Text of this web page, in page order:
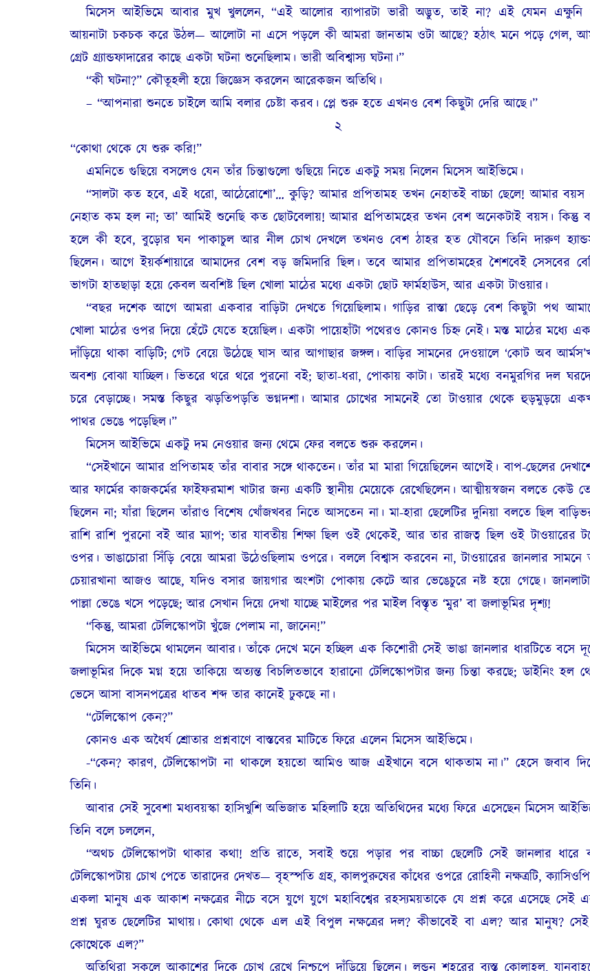
মিসেস আইভিমে আবার মুখ খুললেন, “এই আলোর ব্যাপারটা ভারী অদ্ভুত, তাই না? এই যেমন
আয়নাটা চকচক করে উঠল— আলোটা না এসে পড়লে কী আমরা জানতাম ওটা আছে? হঠাৎ মনে পড়ে গেল,
গ্রেট গ্র্যান্ডফাদারের কাছে একটা ঘটনা শুনেছিলাম। ভারী অবিশ্বাস্য ঘটনা।”
“কী ঘটনা?” কৌতূহলী হয়ে জিজ্ঞেস করলেন আরেকজন অতিথি।
– “আপনারা শুনতে চাইলে আমি বলার চেষ্টা করব। প্লে শুরু হতে এখনও বেশ কিছুটা দেরি আছে।”
২
“কোথা থেকে যে শুরু করি!”
এমনিতে গুছিয়ে বসলেও যেন তাঁর চিন্তাগুলো গুছিয়ে নিতে একটু সময় নিলেন মিসেস আইভিমে।
“সালটা কত হবে, এই ধরো, আঠেরোশো’… কুড়ি? আমার প্রপিতামহ তখন নেহাতই বাচ্চা ছেলে! আমার
নেহাত কম হল না; তা’ আমিই শুনেছি কত ছোটবেলায়! আমার প্র্রপিতামহের তখন বেশ অনেকটাই বয়স। কিন্তু
হলে কী হবে, বুড়োর ঘন পাকাচুল আর নীল চোখ দেখলে তখনও বেশ ঠাহর হত যৌবনে তিনি দারুণ
ছিলেন। আগে ইয়র্কশায়ারে আমাদের বেশ বড় জমিদারি ছিল। তবে আমার প্রপিতামহের শৈশবেই সেসবের
ভাগটা হাতছাড়া হয়ে কেবল অবশিষ্ট ছিল খোলা মাঠের মধ্যে একটা ছোট ফার্মহাউস, আর একটা টাওয়ার।
“বছর দশেক আগে আমরা একবার বাড়িটা দেখতে গিয়েছিলাম। গাড়ির রাস্তা ছেড়ে বেশ কিছুটা পথ
খোলা মাঠের ওপর দিয়ে হেঁটে যেতে হয়েছিল। একটা পায়েহাঁটা পথেরও কোনও চিহ্ন নেই। মস্ত মাঠের মধ্যে
দাঁড়িয়ে থাকা বাড়িটি; গেট বেয়ে উঠেছে ঘাস আর আগাছার জঙ্গল। বাড়ির সামনের দেওয়ালে ‘কোট অব
অবশ্য বোঝা যাচ্ছিল। ভিতরে থরে থরে পুরনো বই; ছাতা-ধরা, পোকায় কাটা। তারই মধ্যে বনমুরগির দল
চরে বেড়াচ্ছে। সমস্ত কিছুর ঝড়তিপড়তি ভগ্নদশা। আমার চোখের সামনেই তো টাওয়ার থেকে হুড়মুড়য়ে
পাথর ভেঙে পড়েছিল।”
মিসেস আইভিমে একটু দম নেওয়ার জন্য থেমে ফের বলতে শুরু করলেন।
“সেইখানে আমার প্রপিতামহ তাঁর বাবার সঙ্গে থাকতেন। তাঁর মা মারা গিয়েছিলেন আগেই। বাপ-ছেলের
আর ফার্মের কাজকর্মের ফাইফরমাশ খাটার জন্য একটি স্থানীয় মেয়েকে রেখেছিলেন। আত্মীয়স্বজন বলতে কেউ
ছিলেন না; যাঁরা ছিলেন তাঁরাও বিশেষ খোঁজখবর নিতে আসতেন না। মা-হারা ছেলেটির দুনিয়া বলতে ছিল
রাশি রাশি পুরনো বই আর ম্যাপ; তার যাবতীয় শিক্ষা ছিল ওই থেকেই, আর তার রাজত্ব ছিল ওই টাওয়ারের
ওপর। ভাঙাচোরা সিঁড়ি বেয়ে আমরা উঠেওছিলাম ওপরে। বললে বিশ্বাস করবেন না, টাওয়ারের জানলার সামনে
চেয়ারখানা আজও আছে, যদিও বসার জায়গার অংশটা পোকায় কেটে আর ভেঙেচুরে নষ্ট হয়ে গেছে।
পাল্লা ভেঙে খসে পড়েছে; আর সেখান দিয়ে দেখা যাচ্ছে মাইলের পর মাইল বিস্তৃত ‘মুর’ বা জলাভূমির দৃশ্য!
“কিন্তু, আমরা টেলিস্কোপটা খুঁজে পেলাম না, জানেন!”
মিসেস আইভিমে থামলেন আবার। তাঁকে দেখে মনে হচ্ছিল এক কিশোরী সেই ভাঙা জানলার ধারটিতে বসে
জলাভূমির দিকে মগ্ন হয়ে তাকিয়ে অত্যন্ত বিচলিতভাবে হারানো টেলিস্কোপটার জন্য চিন্তা করছে;ডাইনিং হল
ভেসে আসা বাসনপত্রের ধাতব শব্দ তার কানেই ঢুকছে না।
“টেলিস্কোপ কেন?”
কোনও এক অধৈর্য শ্রোতার প্রশ্নবাণে বাস্তবের মাটিতে ফিরে এলেন মিসেস আইভিমে।
-“কেন? কারণ, টেলিস্কোপটা না থাকলে হয়তো আমিও আজ এইখানে বসে থাকতাম না।” হেসে জবাব
তিনি।
আবার সেই সুবেশা মধ্যবয়স্কা হাসিখুশি অভিজাত মহিলাটি হয়ে অতিথিদের মধ্যে ফিরে এসেছেন মিসেস
তিনি বলে চললেন,
“অথচ টেলিস্কোপটা থাকার কথা! প্রতি রাতে, সবাই শুয়ে পড়ার পর বাচ্চা ছেলেটি সেই জানলার ধারে
টেলিস্কোপটায় চোখ পেতে তারাদের দেখত— বৃহস্পতি গ্রহ, কালপুরুষের কাঁধের ওপরে রোহিনী নক্ষত্রটি,
একলা মানুষ এক আকাশ নক্ষত্রের নীচে বসে যুগে যুগে মহাবিশ্বের রহস্যময়তাকে যে প্রশ্ন করে এসেছে সেই
প্রশ্ন ঘুরত ছেলেটির মাথায়। কোথা থেকে এল এই বিপুল নক্ষত্রের দল? কীভাবেই বা এল? আর মানুষ?
কোত্থেকে এল?”